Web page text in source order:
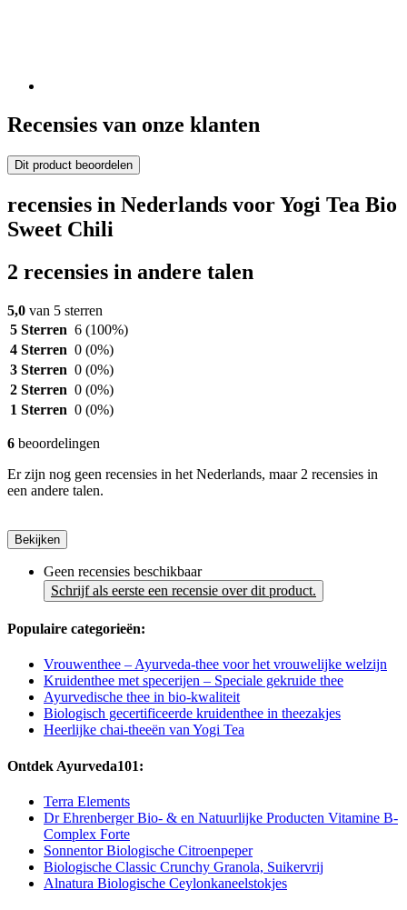
Recensies van onze klanten
Dit product beoordelen
recensies in Nederlands voor Yogi Tea Bio
Sweet Chili
2 recensies in andere talen
5,0 van 5 sterren
5 Sterren 6 (100%)
4 Sterren 0 (0%)
3 Sterren 0 (0%)
2 Sterren 0 (0%)
1 Sterren 0 (0%)
6 beoordelingen
Er zijn nog geen recensies in het Nederlands, maar 2 recensies in
een andere talen.
Bekijken
Geen recensies beschikbaar
Schrijf als eerste een recensie over dit product.
Populaire categorieën:
Vrouwenthee – Ayurveda-thee voor het vrouwelijke welzijn
Kruidenthee met specerijen – Speciale gekruide thee
Ayurvedische thee in bio-kwaliteit
Biologisch gecertificeerde kruidenthee in theezakjes
Heerlijke chai-theeën van Yogi Tea
Ontdek Ayurveda101:
Terra Elements
Dr Ehrenberger Bio- & en Natuurlijke Producten Vitamine B-
Complex Forte
Sonnentor Biologische Citroenpeper
Biologische Classic Crunchy Granola, Suikervrij
Alnatura Biologische Ceylonkaneelstokjes